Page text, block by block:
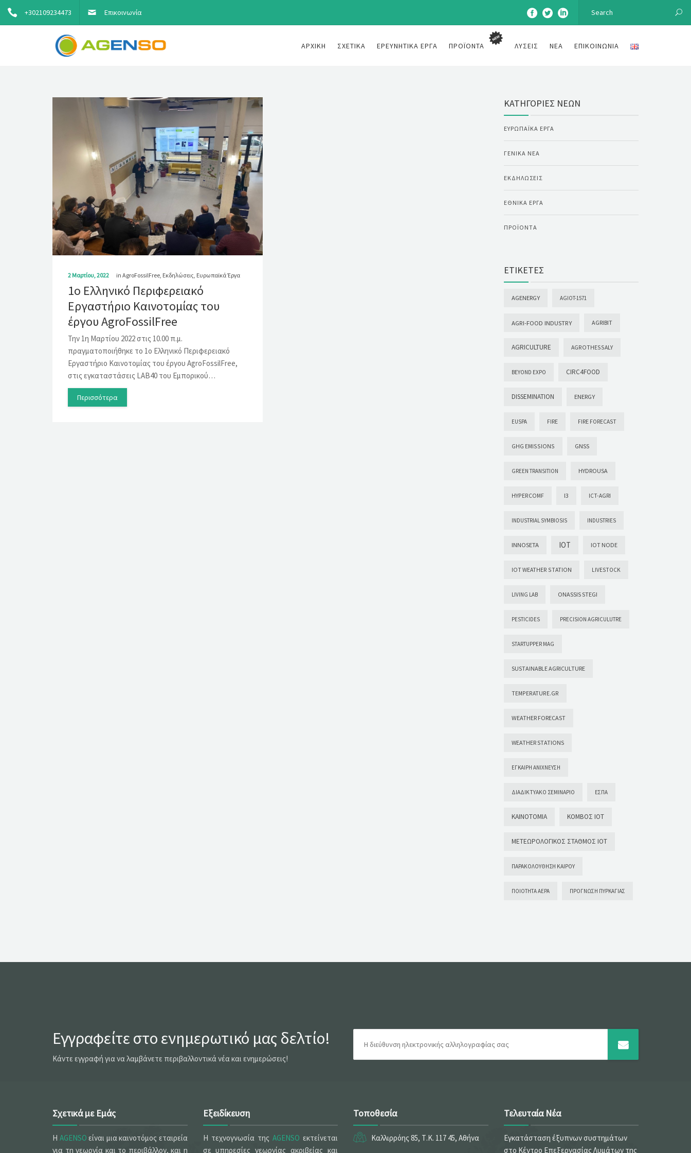
+302109234473 Επικοινωνία
ΑΡΧΙΚΉ ΣΧΕΤΙΚΆ ΕΡΕΥΝΗΤΙΚΆ ΈΡΓΑ ΠΡΟΪΌΝΤΑ ΛΎΣΕΙΣ ΝΈΑ ΕΠΙΚΟΙΝΩΝΊΑ
2 Μαρτίου, 2022 in AgroFossilFree Εκδηλώσεις Ευρωπαϊκά Έργα
1ο Ελληνικό Περιφερειακό
Εργαστήριο Καινοτομίας του
έργου AgroFossilFree
Την 1η Μαρτίου 2022 στις 10.00 π.μ.
πραγματοποιήθηκε το 1ο Ελληνικό Περιφερειακό
Εργαστήριο Καινοτομίας του έργου AgroFossilFree,
στις εγκαταστάσεις LAB40 του Εμπορικού…
Περισσότερα
ΚΑΤΗΓΟΡΊΕΣ ΝΈΩΝ
ΕΥΡΩΠΑΪΚΆ ΈΡΓΑ
ΓΕΝΙΚΆ ΝΈΑ
ΕΚΔΗΛΏΣΕΙΣ
ΕΘΝΙΚΆ ΈΡΓΑ
ΠΡΟΪΌΝΤΑ
ΕΤΙΚΈΤΕΣ
AGENERGY AGIOT-1571
AGRI-FOOD INDUSTRY AGRIBIT
AGRICULTURE AGROTHESSALY
BEYOND EXPO CIRC4FOOD
DISSEMINATION ENERGY
EUSPA FIRE FIRE FORECAST
GHG EMISSIONS GNSS
GREEN TRANSITION HYDROUSA
HYPERCOMF I3 ICT-AGRI
INDUSTRIAL SYMBIOSIS INDUSTRIES
INNOSETA IOT IOT NODE
IOT WEATHER STATION LIVESTOCK
LIVING LAB ONASSIS STEGI
PESTICIDES PRECISION AGRICULUTRE
STARTUPPER MAG
SUSTAINABLE AGRICULTURE
TEMPERATURE.GR
WEATHER FORECAST
WEATHER STATIONS
ΈΓΚΑΙΡΗ ΑΝΊΧΝΕΥΣΗ
ΔΙΑΔΙΚΤΥΑΚΌ ΣΕΜΙΝΆΡΙΟ ΕΣΠΑ
ΚΑΙΝΟΤΟΜΊΑ ΚΌΜΒΟΣ ΙΟΤ
ΜΕΤΕΩΡΟΛΟΓΙΚΌΣ ΣΤΑΘΜΌΣ ΙΟΤ
ΠΑΡΑΚΟΛΟΎΘΗΣΗ ΚΑΙΡΟΎ
ΠΟΙΌΤΗΤΑ ΑΈΡΑ ΠΡΌΓΝΩΣΗ ΠΥΡΚΑΓΙΆΣ
Εγγραφείτε στο ενημερωτικό μας δελτίο!
Κάντε εγγραφή για να λαμβάνετε περιβαλλοντικά νέα και ενημερώσεις!
Σχετικά με Εμάς
Η AGENSO είναι μια καινοτόμος εταιρεία
για τη γεωργία και το περιβάλλον, και η
Εξειδίκευση
Η τεχνογνωσία της AGENSO εκτείνεται
σε υπηρεσίες γεωργίας ακριβείας και
Τοποθεσία
Καλλιρρόης 85, Τ.Κ. 117 45, Αθήνα
Τελευταία Νέα
Εγκατάσταση έξυπνων συστημάτων
στο Κέντρο Επεξεργασίας Λυμάτων της